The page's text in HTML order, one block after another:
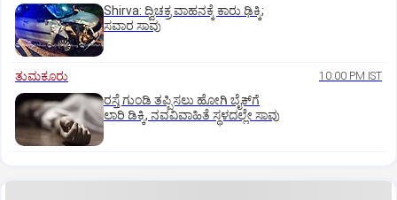
Shirva: ದ್ವಿಚಕ್ರ ವಾಹನಕ್ಕೆ ಕಾರು ಢಿಕ್ಕಿ;
ಸವಾರ ಸಾವು
ತುಮಕೂರು 10:00 PM IST
ರಸ್ತೆ ಗುಂಡಿ ತಪ್ಪಿಸಲು ಹೋಗಿ ಬೈಕ್‌ಗೆ
ಲಾರಿ ಡಿಕ್ಕಿ, ನವವಿವಾಹಿತೆ ಸ್ಥಳದಲ್ಲೇ ಸಾವು